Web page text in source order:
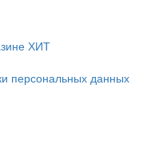
ХИТ
персональных данных